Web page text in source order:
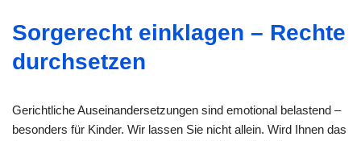
Sorgerecht einklagen – Rechte
durchsetzen
Gerichtliche Auseinandersetzungen sind emotional belastend –
besonders für Kinder. Wir lassen Sie nicht allein. Wird Ihnen das